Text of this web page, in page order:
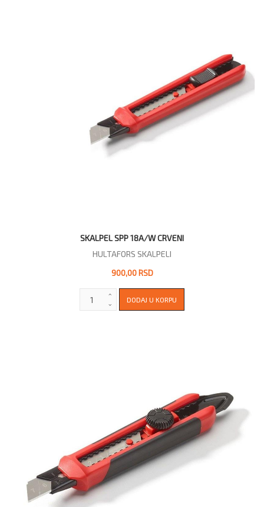
SKALPEL SPP 18A/W CRVENI
HULTAFORS SKALPELI
900,00 RSD